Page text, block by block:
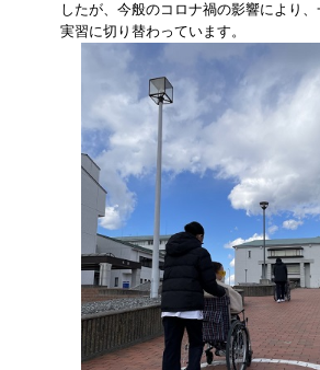
したが、今般のコロナ禍の影響により
実習に切り替わっています。